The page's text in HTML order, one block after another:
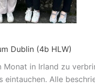
Dublin (4b HLW)
in Irland zu
Alle